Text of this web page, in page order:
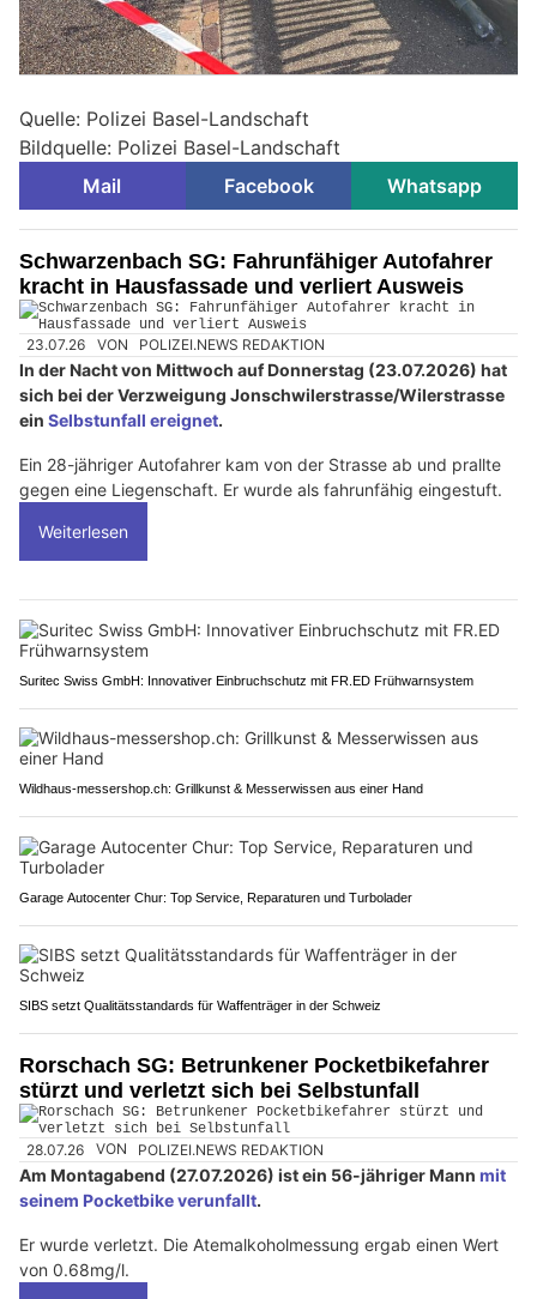
Quelle: Polizei Basel-Landschaft
Bildquelle: Polizei Basel-Landschaft
Mail
Facebook Whatsapp
Schwarzenbach SG: Fahrunfähiger Autofahrer
kracht in Hausfassade und verliert Ausweis
23.07.26 VON POLIZEI.NEWS REDAKTION
In der Nacht von Mittwoch auf Donnerstag (23.07.2026) hat
sich bei der Verzweigung Jonschwilerstrasse/Wilerstrasse
ein Selbstunfall ereignet.
Ein 28-jähriger Autofahrer kam von der Strasse ab und prallte
gegen eine Liegenschaft. Er wurde als fahrunfähig eingestuft.
Weiterlesen
Suritec Swiss GmbH: Innovativer Einbruchschutz mit FR.ED Frühwarnsystem
Wildhaus-messershop.ch: Grillkunst & Messerwissen aus einer Hand
Garage Autocenter Chur: Top Service, Reparaturen und Turbolader
SIBS setzt Qualitätsstandards für Waffenträger in der Schweiz
Rorschach SG: Betrunkener Pocketbikefahrer
stürzt und verletzt sich bei Selbstunfall
28.07.26 VON POLIZEI.NEWS REDAKTION
Am Montagabend (27.07.2026) ist ein 56-jähriger Mann mit
seinem Pocketbike verunfallt.
Er wurde verletzt. Die Atemalkoholmessung ergab einen Wert
von 0.68mg/l.